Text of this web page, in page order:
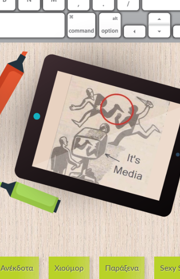
Ανέκδοτα Χιούμορ Παράξενα Sexy